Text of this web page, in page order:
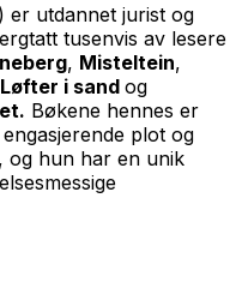
er utdannet jurist og
tusenvis av lesere
, Misteltein,
Løfter i sand og
Bøkene hennes er
plot og
og hun har en unik